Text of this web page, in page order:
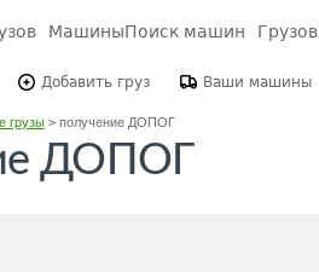
МашиныПоиск машин
Добавить груз Ваши машины
грузы> получение ДОПОГ
ДОПОГ